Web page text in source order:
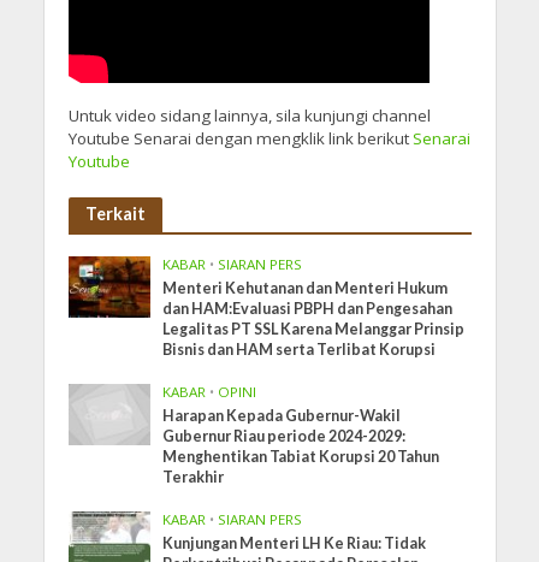
Untuk video sidang lainnya, sila kunjungi channel
Youtube Senarai dengan mengklik link berikutSenarai
Youtube
Terkait
KABAR • SIARAN PERS
Menteri Kehutanan dan Menteri Hukum
dan HAM:Evaluasi PBPH dan Pengesahan
Legalitas PT SSL Karena Melanggar Prinsip
Bisnis dan HAM serta Terlibat Korupsi
KABAR • OPINI
Harapan Kepada Gubernur-Wakil
Gubernur Riau periode 2024-2029:
Menghentikan Tabiat Korupsi 20 Tahun
Terakhir
KABAR • SIARAN PERS
Kunjungan Menteri LH Ke Riau: Tidak